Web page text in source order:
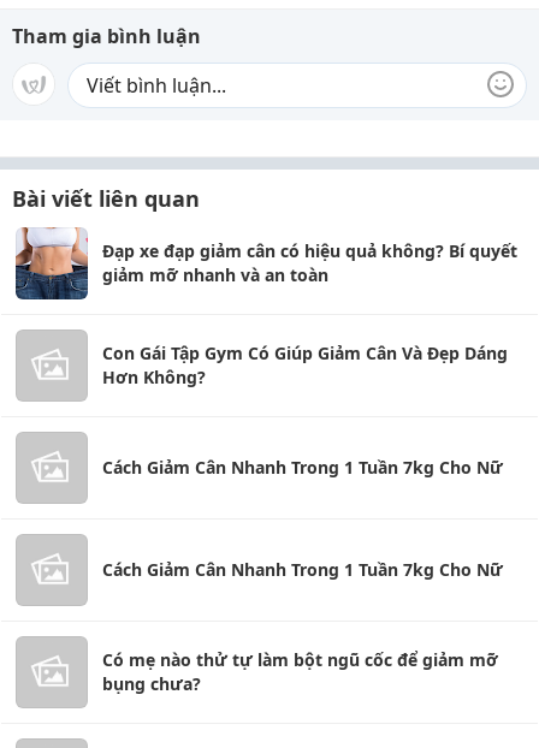
Tham gia bình luận
Bài viết liên quan
Đạp xe đạp giảm cân có hiệu quả không? Bí quyết
giảm mỡ nhanh và an toàn
Con Gái Tập Gym Có Giúp Giảm Cân Và Đẹp Dáng
Hơn Không?
Cách Giảm Cân Nhanh Trong 1 Tuần 7kg Cho Nữ
Cách Giảm Cân Nhanh Trong 1 Tuần 7kg Cho Nữ
Có mẹ nào thử tự làm bột ngũ cốc để giảm mỡ
bụng chưa?